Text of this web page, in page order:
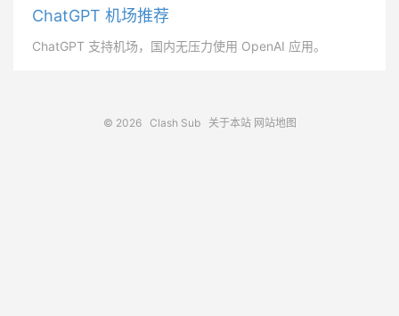
ChatGPT 机场推荐
ChatGPT 支持机场，国内无压力使用 OpenAI 应用。
© 2026 Clash Sub 关于本站 网站地图